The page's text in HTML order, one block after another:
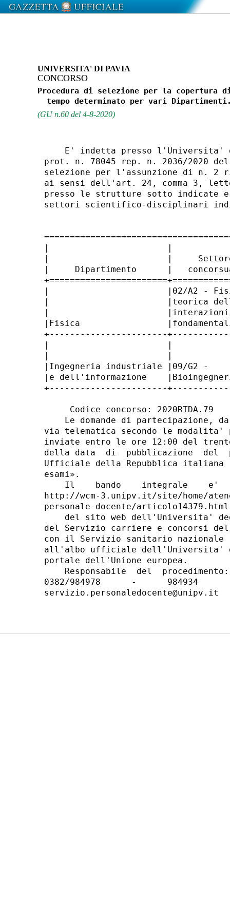
UNIVERSITA' DI PAVIA
CONCORSO
Procedura di selezione per la copertura
(GU n.60 del 4-8-2020)
E' indetta presso l'Universita'
prot. n. 78045 rep. n. 2036/2020
selezione per l'assunzione di n. 2
ai sensi dell'art. 24, comma 3,
presso le strutture sotto
settori scientifico-disciplinari
|                       |
|     Dipartimento      |
|                       |02/A2 -
|                       |teorica
|                       |interazioni
|Fisica
+-----------------------
|Ingegneria industriale |09/
|e dell'informazione
+-----------------------
     Codice concorso: 2020RTDA.79
Le domande di partecipazione,
via telematica secondo le modalita'
inviate entro le ore 12:00 del
della data  di  pubblicazione  del
Ufficiale della Repubblica italiana
esami».
Il    bando    integrale    e'
http://wcm-3.unipv.it/site/home/
personale-docente/
del sito web dell'Universita'
del Servizio carriere e concorsi
con il Servizio sanitario nazionale
all'albo ufficiale dell'Universita'
portale dell'Unione europea.
Responsabile  del
0382/984978      -      984934
servizio.personaledocente@unipv.it